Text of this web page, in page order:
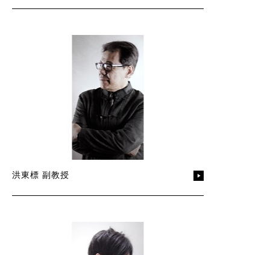
洪東標 副教授